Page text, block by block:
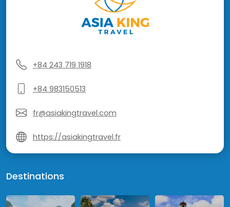
+84 243 719 1918
+84 983150513
fr@asiakingtravel.com
https://asiakingtravel.fr
Destinations